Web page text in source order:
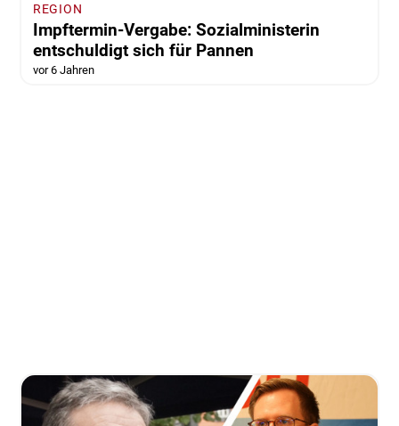
REGION
Impftermin-Vergabe: Sozialministerin
entschuldigt sich für Pannen
vor 6 Jahren